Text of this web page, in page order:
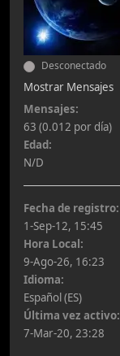
Desconectado
Mostrar Mensajes
Mensajes:
63 (0.012 por día)
Edad:
N/D
Fecha de registro:
1-Sep-12, 15:45
Hora Local:
9-Ago-26, 16:23
Idioma:
Español (ES)
Última vez activo:
7-Mar-20, 23:28